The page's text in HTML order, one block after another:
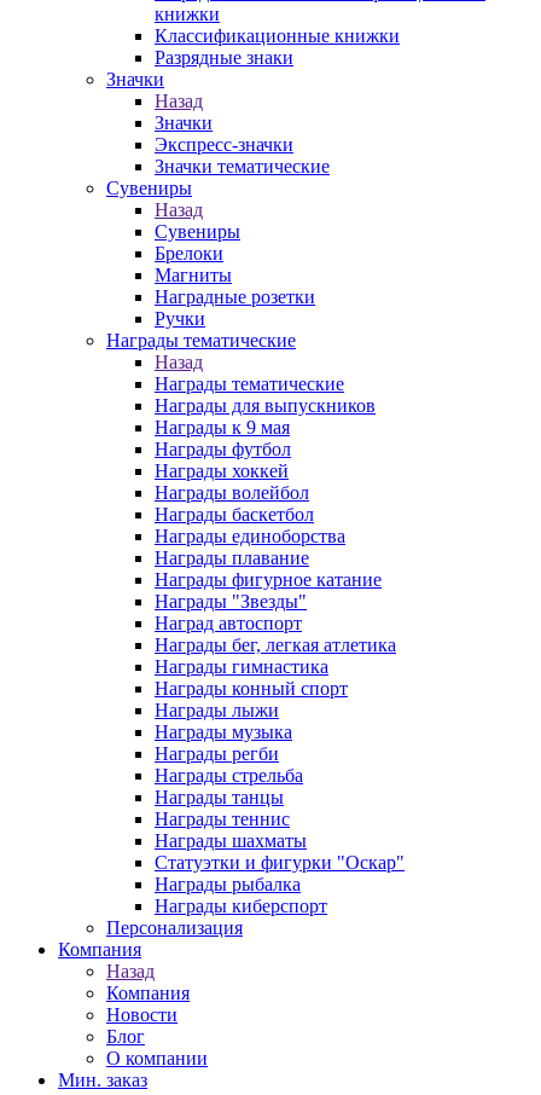
книжки
Классификационные книжки
Разрядные знаки
Значки
Назад
Значки
Экспресс-значки
Значки тематические
Сувениры
Назад
Сувениры
Брелоки
Магниты
Наградные розетки
Ручки
Награды тематические
Назад
Награды тематические
Награды для выпускников
Награды к 9 мая
Награды футбол
Награды хоккей
Награды волейбол
Награды баскетбол
Награды единоборства
Награды плавание
Награды фигурное катание
Награды "Звезды"
Наград автоспорт
Награды бег, легкая атлетика
Награды гимнастика
Награды конный спорт
Награды лыжи
Награды музыка
Награды регби
Награды стрельба
Награды танцы
Награды теннис
Награды шахматы
Статуэтки и фигурки "Оскар"
Награды рыбалка
Награды киберспорт
Персонализация
Компания
Назад
Компания
Новости
Блог
О компании
Мин. заказ